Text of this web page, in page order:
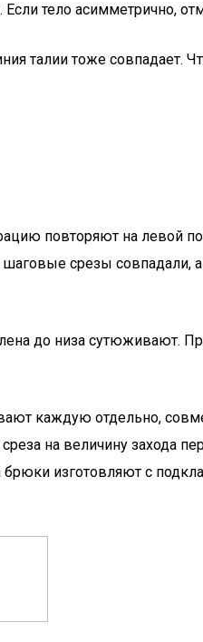
тело асимметрично,
талии тоже совпадает.
повторяют на левой
срезы совпадали,
до низа сутюживают.
каждую отдельно,
на величину захода
изготовляют с